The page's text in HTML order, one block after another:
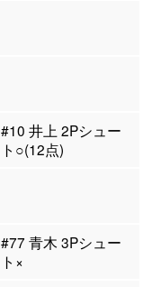
#10 井上 2Pシュー
ト○(12点)
#77 青木 3Pシュー
ト×